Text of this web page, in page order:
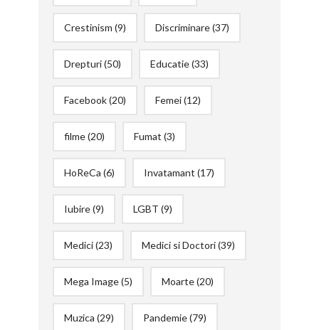
Crestinism (9) Discriminare(37)
Drepturi(50) Educatie(33)
Facebook(20) Femei(12)
filme(20) Fumat (3)
HoReCa (6) Invatamant (17)
Iubire(9) LGBT (9)
Medici(23) Medici si Doctori(39)
Mega Image(5) Moarte(20)
Muzica (29) Pandemie(79)